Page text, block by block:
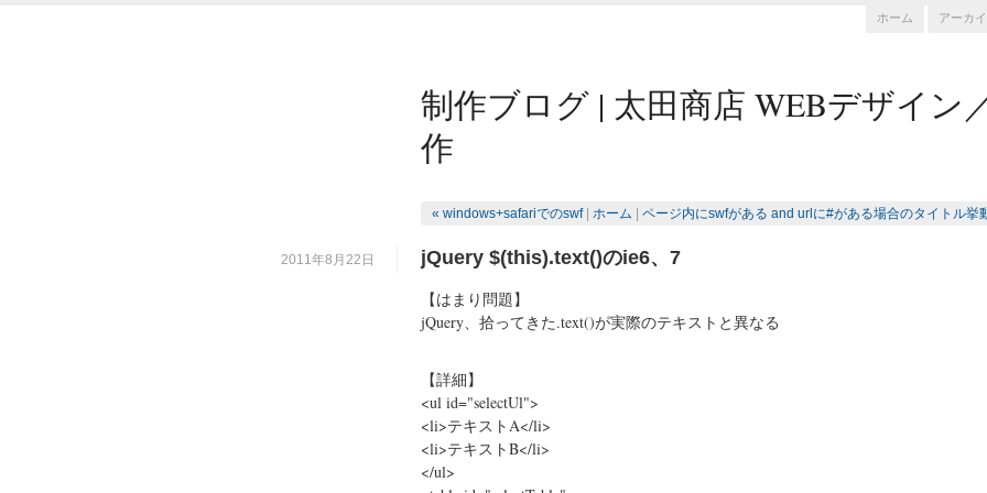
制作ブログ | 太田商店 WEBデザイン
作
ホーム アーカ
« windows+safariでのswf| ホーム ページ内にswfがある and urlに#がある場合のタイトル挙
2011年8月22日 jQuery $(this).text()のie6、7
【はまり問題】
jQuery、拾ってきた.text()が実際のテキストと異なる
【詳細】
<ul id="selectUl">
<li>テキストA</li>
<li>テキストB</li>
</ul>